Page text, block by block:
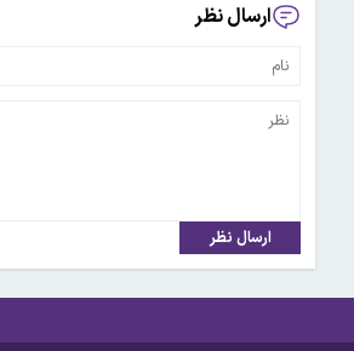
ارسال نظر
ارسال نظر